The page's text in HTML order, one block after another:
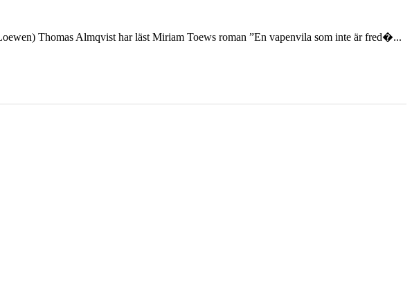
Thomas Almqvist har läst Miriam Toews roman ”En vapenvila som inte är fred�...